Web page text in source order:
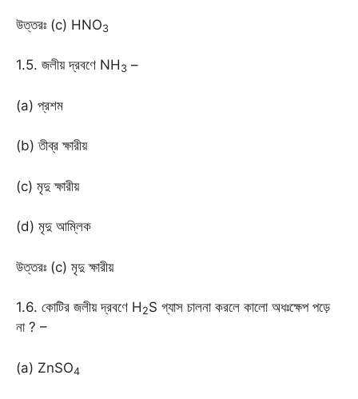
উত্তরঃ (c) HNO3
1.5. জলীয় দ্রবণে NH 3 –
(a) প্রশম
(b) তীব্র ক্ষারীয়
(c) মৃদু ক্ষারীয়
(d) মৃদু আম্লিক
উত্তরঃ (c) মৃদু ক্ষারীয়
1.6. কোটির জলীয় দ্রবণে H 2S গ্যাস চালনা করলে কালো অধঃক্ষেপ পড়ে
না ? –
(a) ZnSO4